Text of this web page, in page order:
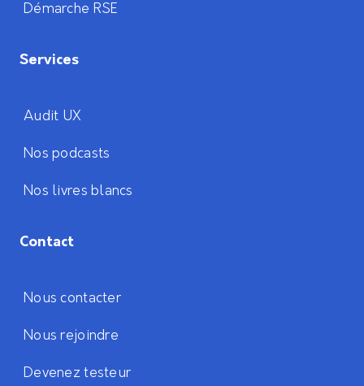
Démarche RSE
Services
Audit UX
Nos podcasts
Nos livres blancs
Contact
Nous contacter
Nous rejoindre
Devenez testeur